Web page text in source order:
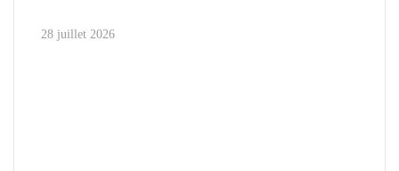
28 juillet 2026